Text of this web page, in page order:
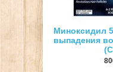
Миноксидил 5% -
выпадения волос для